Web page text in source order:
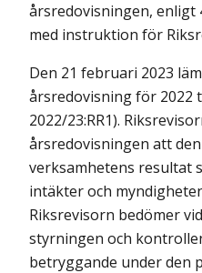
årsredovisningen, enligt
med instruktion för
Den 21 februari 2023
årsredovisning för 2022
2022/23:RR1).
årsredovisningen att
verksamhetens resultat
intäkter och
Riksrevisorn bedömer
styrningen och
betryggande under den